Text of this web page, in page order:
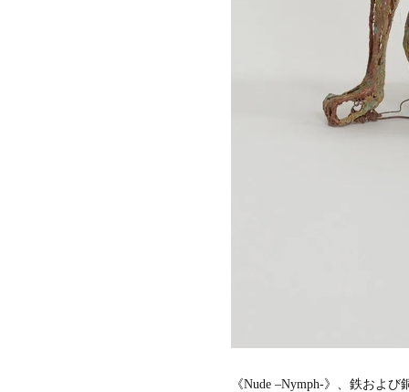
《Nude –Nymph-》、鉄および